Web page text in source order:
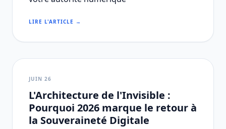
LIRE L'ARTICLE →
JUIN 26
L'Architecture de l'Invisible :
Pourquoi 2026 marque le retour à
la Souveraineté Digitale